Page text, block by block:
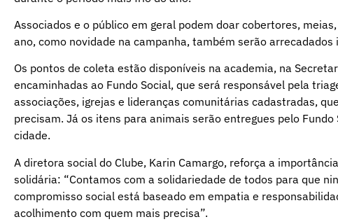
Associados e o público em geral podem doar cobertores,
ano, como novidade na campanha, também serão
Os pontos de coleta estão disponíveis na academia, na
encaminhadas ao Fundo Social, que será responsável pela
associações, igrejas e lideranças comunitárias cadastradas,
precisam. Já os itens para animais serão entregues pelo
cidade.
A diretora social do Clube, Karin Camargo, reforça a
solidária: “Contamos com a solidariedade de todos para que
compromisso social está baseado em empatia e
acolhimento com quem mais precisa”.